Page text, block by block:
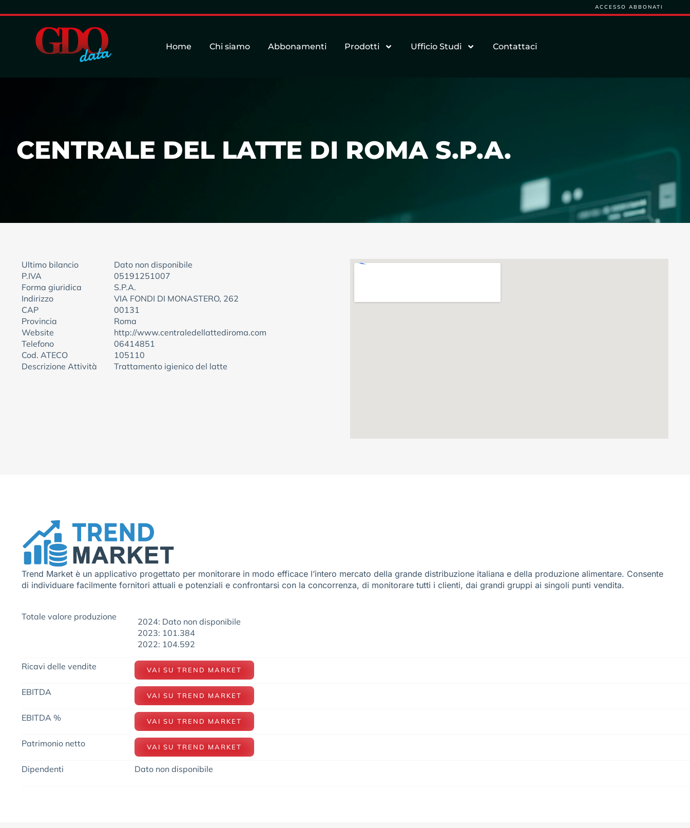
ACCESSO ABBONATI
Home Chi siamo Abbonamenti Prodotti Ufficio Studi Contattaci
CENTRALE DEL LATTE DI ROMA S.P.A.
Ultimo bilancio
Dato non disponibile
P.IVA
05191251007
Forma giuridica
S.P.A.
Indirizzo
VIA FONDI DI MONASTERO, 262
CAP
00131
Provincia
Roma
Website
http://www.centraledellattediroma.com
Telefono
06414851
Cod. ATECO
105110
Descrizione Attività
Trattamento igienico del latte
Trend Market è un applicativo progettato per monitorare in modo efficace l’intero mercato della grande distribuzione italiana e della produzione alimentare. Consente
di individuare facilmente fornitori attuali e potenziali e confrontarsi con la concorrenza, di monitorare tutti i clienti, dai grandi gruppi ai singoli punti vendita.
Totale valore produzione
2024: Dato non disponibile
2023: 101.384
2022: 104.592
Ricavi delle vendite VAI SU TREND MARKET
EBITDA VAI SU TREND MARKET
EBITDA % VAI SU TREND MARKET
Patrimonio netto VAI SU TREND MARKET
Dipendenti Dato non disponibile